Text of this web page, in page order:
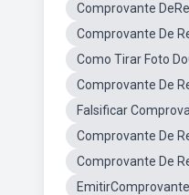
Comprovante
Comprovante De
Como Tirar Foto
Comprovante De
Falsificar
Comprovante De
Comprovante De